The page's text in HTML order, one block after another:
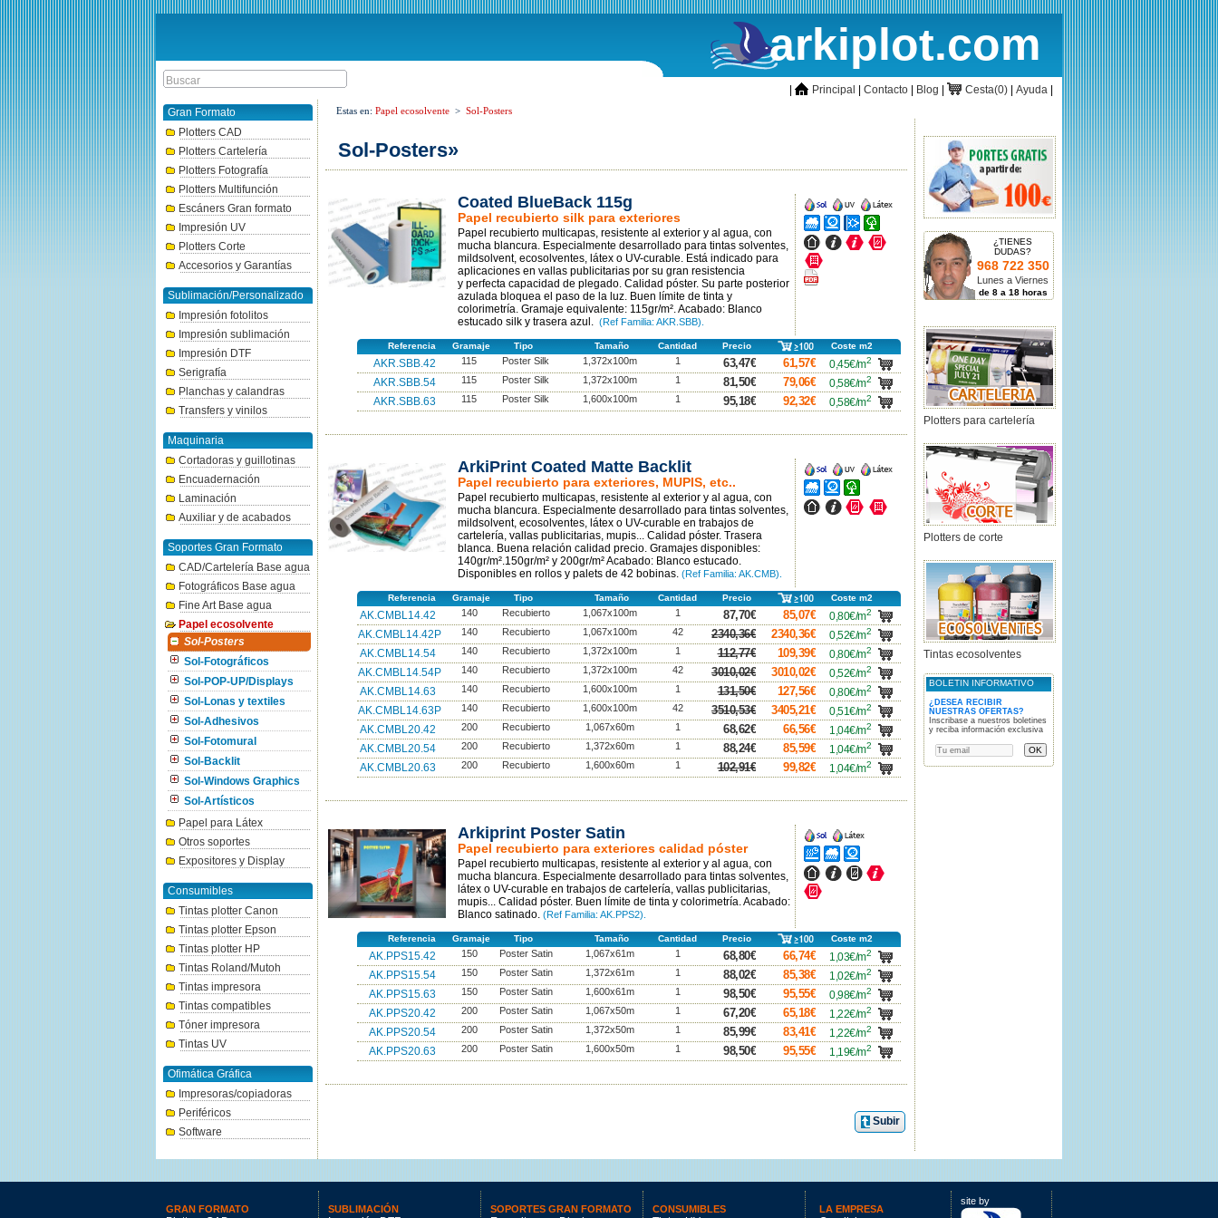
arkiplot.com
inicioPrincipal Contacto Blog CestaCesta(0) Ayuda
Gran Formato
Plotters CAD
Plotters Cartelería
Plotters Fotografía
Plotters Multifunción
Escáners Gran formato
Impresión UV
Plotters Corte
Accesorios y Garantías
Sublimación/Personalizado
Impresión fotolitos
Impresión sublimación
Impresión DTF
Serigrafía
Planchas y calandras
Transfers y vinilos
Maquinaria
Cortadoras y guillotinas
Encuadernación
Laminación
Auxiliar y de acabados
Soportes Gran Formato
CAD/Cartelería Base agua
Fotográficos Base agua
Fine Art Base agua
Papel ecosolvente
Sol-Posters
Sol-Fotográficos
Sol-POP-UP/Displays
Sol-Lonas y textiles
Sol-Adhesivos
Sol-Fotomural
Sol-Backlit
Sol-Windows Graphics
Sol-Artísticos
Papel para Látex
Otros soportes
Expositores y Display
Consumibles
Tintas plotter Canon
Tintas plotter Epson
Tintas plotter HP
Tintas Roland/Mutoh
Tintas impresora
Tintas compatibles
Tóner impresora
Tintas UV
Ofimática Gráfica
Impresoras/copiadoras
Periféricos
Software
Estas en: Papel ecosolvente > Sol-Posters
Sol-Posters»
Coated BlueBack 115g
Papel recubierto silk para exteriores
Papel recubierto multicapas, resistente al exterior y al agua, con
mucha blancura. Especialmente desarrollado para tintas solventes,
mildsolvent, ecosolventes, látex o UV-curable. Está indicado para
aplicaciones en vallas publicitarias por su gran resistencia
y perfecta capacidad de plegado. Calidad póster. Su parte posterior
azulada bloquea el paso de la luz. Buen límite de tinta y
colorimetría. Gramaje equivalente: 115gr/m². Acabado: Blanco
estucado silk y trasera azul. (Ref Familia: AKR.SBB).
Ancho Ancho
Ancho
AnchoAnchoAnchoAncho
AnchoAnchoAnchoAncho
Ancho
Ficha
pdf
Referencia Gramaje Tipo Tamaño Cantidad Precio Coste m2
AKR.SBB.42 115 Poster Silk 1,372x100m 1 63,47€ 61,57€ 0,45€/m2 carro
AKR.SBB.54 115 Poster Silk 1,372x100m 1 81,50€ 79,06€ 0,58€/m2 carro
AKR.SBB.63 115 Poster Silk 1,600x100m 1 95,18€ 92,32€ 0,58€/m2 carro
ArkiPrint Coated Matte Backlit
Papel recubierto para exteriores, MUPIS, etc..
Papel recubierto multicapas, resistente al exterior y al agua, con
mucha blancura. Especialmente desarrollado para tintas solventes,
mildsolvent, ecosolventes, látex o UV-curable en trabajos de
cartelería, vallas publicitarias, mupis... Calidad póster. Trasera
blanca. Buena relación calidad precio. Gramajes disponibles:
140gr/m².150gr/m² y 200gr/m² Acabado: Blanco estucado.
Disponibles en rollos y palets de 42 bobinas. (Ref Familia: AK.CMB).
Ancho Ancho
Ancho
AnchoAnchoAncho
AnchoAnchoAnchoAncho
Referencia Gramaje Tipo Tamaño Cantidad Precio Coste m2
AK.CMBL14.42 140 Recubierto 1,067x100m 1 87,70€ 85,07€ 0,80€/m2 carro
AK.CMBL14.42P 140 Recubierto 1,067x100m 42 2340,36€ 2340,36€ 0,52€/m2 carro
AK.CMBL14.54 140 Recubierto 1,372x100m 1 112,77€ 109,39€ 0,80€/m2 carro
AK.CMBL14.54P 140 Recubierto 1,372x100m 42 3010,02€ 3010,02€ 0,52€/m2 carro
AK.CMBL14.63 140 Recubierto 1,600x100m 1 131,50€ 127,56€ 0,80€/m2 carro
AK.CMBL14.63P 140 Recubierto 1,600x100m 42 3510,53€ 3405,21€ 0,51€/m2 carro
AK.CMBL20.42 200 Recubierto 1,067x60m 1 68,62€ 66,56€ 1,04€/m2 carro
AK.CMBL20.54 200 Recubierto 1,372x60m 1 88,24€ 85,59€ 1,04€/m2 carro
AK.CMBL20.63 200 Recubierto 1,600x60m 1 102,91€ 99,82€ 1,04€/m2 carro
Arkiprint Poster Satin
Papel recubierto para exteriores calidad póster
Papel recubierto multicapas, resistente al exterior y al agua, con
mucha blancura. Especialmente desarrollado para tintas solventes,
látex o UV-curable en trabajos de cartelería, vallas publicitarias,
mupis... Calidad póster. Buen límite de tinta y colorimetría. Acabado:
Blanco satinado. (Ref Familia: AK.PPS2).
Ancho
Ancho
AnchoAnchoAncho
AnchoAnchoAnchoAncho
Ancho
Referencia Gramaje Tipo Tamaño Cantidad Precio Coste m2
AK.PPS15.42 150 Poster Satin 1,067x61m 1 68,80€ 66,74€ 1,03€/m2 carro
AK.PPS15.54 150 Poster Satin 1,372x61m 1 88,02€ 85,38€ 1,02€/m2 carro
AK.PPS15.63 150 Poster Satin 1,600x61m 1 98,50€ 95,55€ 0,98€/m2 carro
AK.PPS20.42 200 Poster Satin 1,067x50m 1 67,20€ 65,18€ 1,22€/m2 carro
AK.PPS20.54 200 Poster Satin 1,372x50m 1 85,99€ 83,41€ 1,22€/m2 carro
AK.PPS20.63 200 Poster Satin 1,600x50m 1 98,50€ 95,55€ 1,19€/m2 carro
Subir
¿TIENES
DUDAS?
968 722 350
Lunes a Viernes
de 8 a 18 horas
Plotters para cartelería
Plotters de corte
Tintas ecosolventes
BOLETIN INFORMATIVO
¿DESEA RECIBIR
NUESTRAS OFERTAS?
Inscribase a nuestros boletines
y reciba información exclusiva
GRAN FORMATO
SUBLIMACIÓN
SOPORTES GRAN FORMATO
CONSUMIBLES
LA EMPRESA
site by